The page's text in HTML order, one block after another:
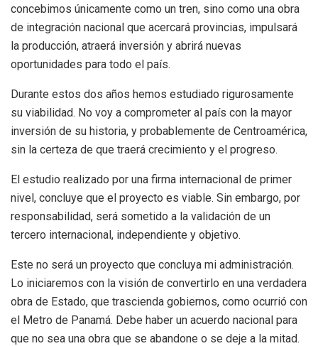
concebimos únicamente como un tren, sino como una obra
de integración nacional que acercará provincias, impulsará
la producción, atraerá inversión y abrirá nuevas
oportunidades para todo el país.
Durante estos dos años hemos estudiado rigurosamente
su viabilidad. No voy a comprometer al país con la mayor
inversión de su historia, y probablemente de Centroamérica,
sin la certeza de que traerá crecimiento y el progreso.
El estudio realizado por una firma internacional de primer
nivel, concluye que el proyecto es viable. Sin embargo, por
responsabilidad, será sometido a la validación de un
tercero internacional, independiente y objetivo.
Este no será un proyecto que concluya mi administración.
Lo iniciaremos con la visión de convertirlo en una verdadera
obra de Estado, que trascienda gobiernos, como ocurrió con
el Metro de Panamá. Debe haber un acuerdo nacional para
que no sea una obra que se abandone o se deje a la mitad.